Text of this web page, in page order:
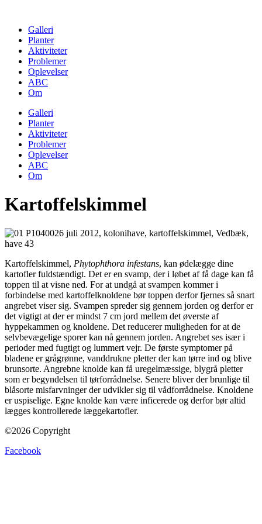
contentGalleri
Planter
Aktiviteter
Problemer
Oplevelser
ABC
Om
Galleri
Planter
Aktiviteter
Problemer
Oplevelser
ABC
Om
Kartoffelskimmel
Kartoffelskimmel, Phytophthora infestans, kan ødelægge dine
kartofler fuldstændigt. Det er en svamp, der i løbet af få dage kan få
toppen til at visne ned. For at undgå at svampen kommer i
forbindelse med kartoffelknoldene bør toppen derfor fjernes så snart
angrebet viser sig. Svampen spreder sig gennem jorden og derfor er
det vigtigt at der er mindst 7 cm jord mellem det øverste af
hyppekammen og knoldene. Det reducerer muligheden for at de
selvbevægelige sporer kan nå gennem jorden. Angrebet ses især i
perioder med fugtigt og lummert vejr. De første symptomer på
bladene er grågrønne, vanddrukne pletter der kan tørre ind og blive
brunsorte. Angrebne knolde kan få uregelmæssige, blygrå pletter
som er begyndelsen til tørforrådnelse. Senere bliver der brunlige til
blåsorte misfarvninger der udvikler sig til vådforrådnelse. Knoldene
er uspiselige. Egne knolde kan være inficerede og derfor bør altid
lægges kontrollerede læggekartofler.
©2026 Copyright
Facebook